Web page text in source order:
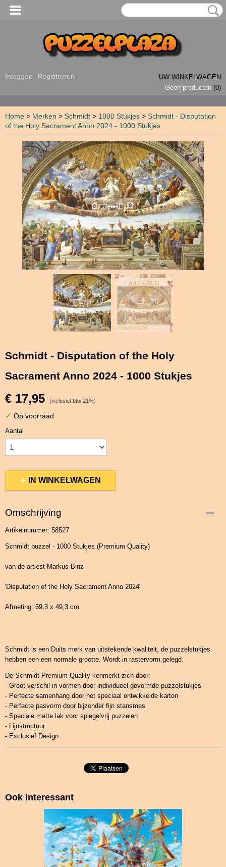
Inloggen Registreren
UW WINKELWAGEN
Geen producten (0)
Home > Merken > Schmidt > 1000 Stukjes > Schmidt - Disputation
of the Holy Sacrament Anno 2024 - 1000 Stukjes
Schmidt - Disputation of the Holy
Sacrament Anno 2024 - 1000 Stukjes
€ 17,95 (inclusief btw 21%)
✓ Op voorraad
Aantal
IN WINKELWAGEN
Omschrijving
Artikelnummer: 58527
Schmidt puzzel - 1000 Stukjes (Premium Quality)
van de artiest Markus Binz
'Disputation of the Holy Sacrament Anno 2024'
Afmeting: 69,3 x 49,3 cm
Schmidt is een Duits merk van uitstekende kwaliteit, de puzzelstukjes
hebben een een normale grootte. Wordt in rastervorm gelegd.
De Schmidt Premium Quality kenmerkt zich door:
- Groot verschil in vormen door individueel gevormde puzzelstukjes
- Perfecte samenhang door het speciaal ontwikkelde karton
- Perfecte pasvorm door bijzonder fijn stansmes
- Speciale matte lak voor spiegelvrij puzzelen
- Lijnstructuur
- Exclusief Design
Ook interessant